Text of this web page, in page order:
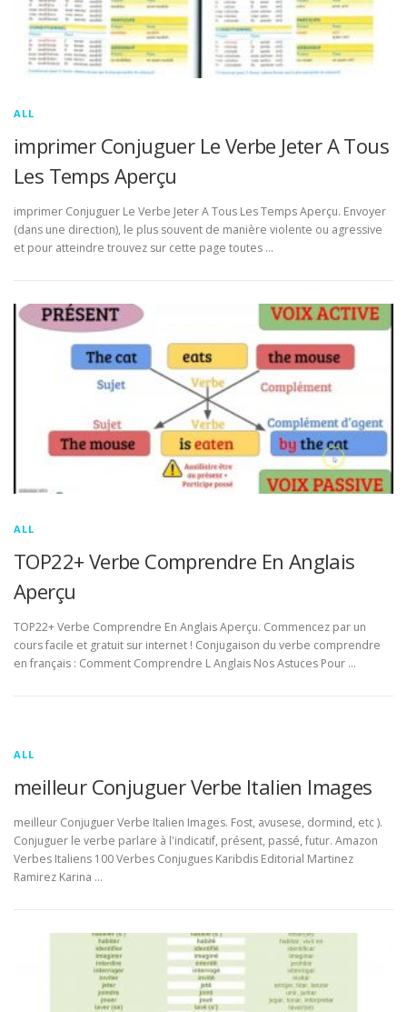
ALL
imprimer Conjuguer Le Verbe Jeter A Tous
Les Temps Aperçu
imprimer Conjuguer Le Verbe Jeter A Tous Les Temps Aperçu. Envoyer
(dans une direction), le plus souvent de manière violente ou agressive
et pour atteindre trouvez sur cette page toutes …
ALL
TOP22+ Verbe Comprendre En Anglais
Aperçu
TOP22+ Verbe Comprendre En Anglais Aperçu. Commencez par un
cours facile et gratuit sur internet ! Conjugaison du verbe comprendre
en français : Comment Comprendre L Anglais Nos Astuces Pour …
ALL
meilleur Conjuguer Verbe Italien Images
meilleur Conjuguer Verbe Italien Images. Fost, avusese, dormind, etc ).
Conjuguer le verbe parlare à l'indicatif, présent, passé, futur. Amazon
Verbes Italiens 100 Verbes Conjugues Karibdis Editorial Martinez
Ramirez Karina …